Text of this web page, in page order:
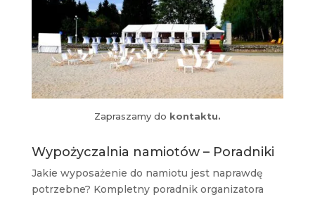
Zapraszamy do kontaktu.
Wypożyczalnia namiotów – Poradniki
Jakie wyposażenie do namiotu jest naprawdę
potrzebne? Kompletny poradnik organizatora